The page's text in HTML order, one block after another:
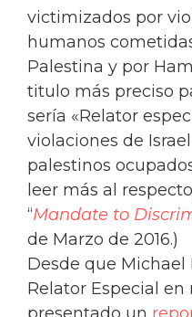
victimizados por
humanos
Palestina y por
titulo más preciso
sería «Relator
violaciones de
palestinos
leer más al
“Mandate to
de Marzo de 2016.)
Desde que
Relator Especial en